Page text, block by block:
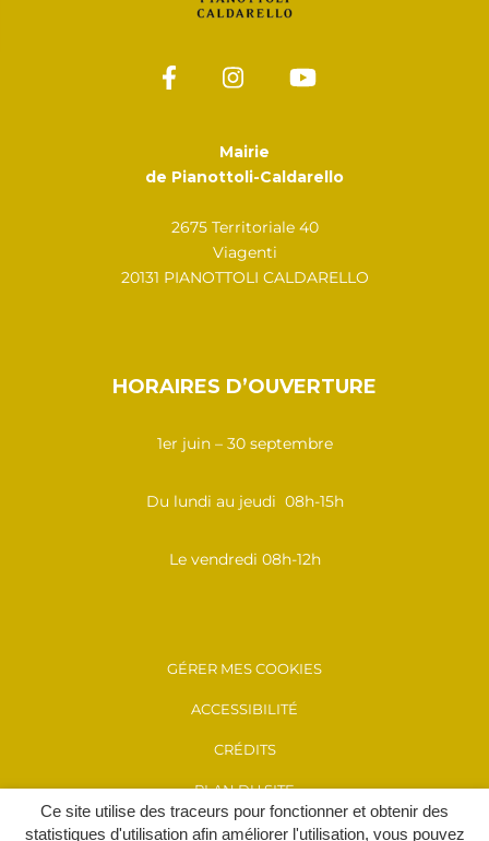
Ce site utilise des traceurs pour fonctionner et obtenir des
statistiques d'utilisation afin améliorer l'utilisation, vous pouvez
Mairie
de Pianottoli-Caldarello
2675 Territoriale 40
Viagenti
20131 PIANOTTOLI CALDARELLO
HORAIRES D’OUVERTURE
1er juin – 30 septembre
Du lundi au jeudi 08h-15h
Le vendredi 08h-12h
GÉRER MES COOKIES
ACCESSIBILITÉ
CRÉDITS
PLAN DU SITE
MENTIONS LÉGALES